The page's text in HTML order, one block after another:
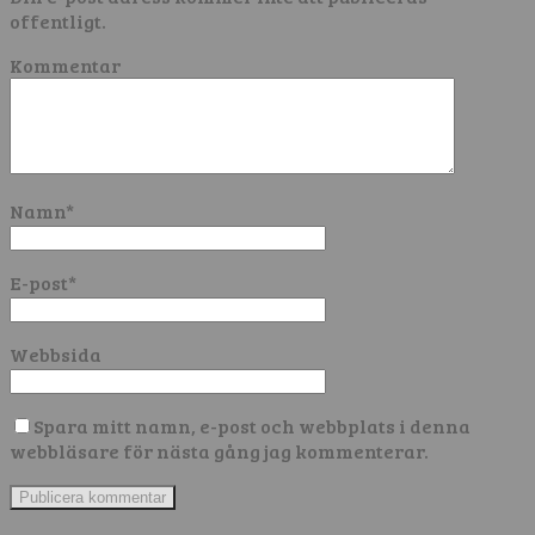
offentligt.
Kommentar
Namn*
E-post*
Webbsida
Spara mitt namn, e-post och webbplats i denna
webbläsare för nästa gång jag kommenterar.